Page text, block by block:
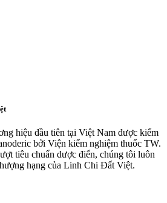
hiệu đầu tiên tại Việt Nam được kiểm
bởi Viện kiểm nghiệm thuốc TW.
tiêu chuẩn dược điển, chúng tôi luôn
hạng của Linh Chi Đất Việt.